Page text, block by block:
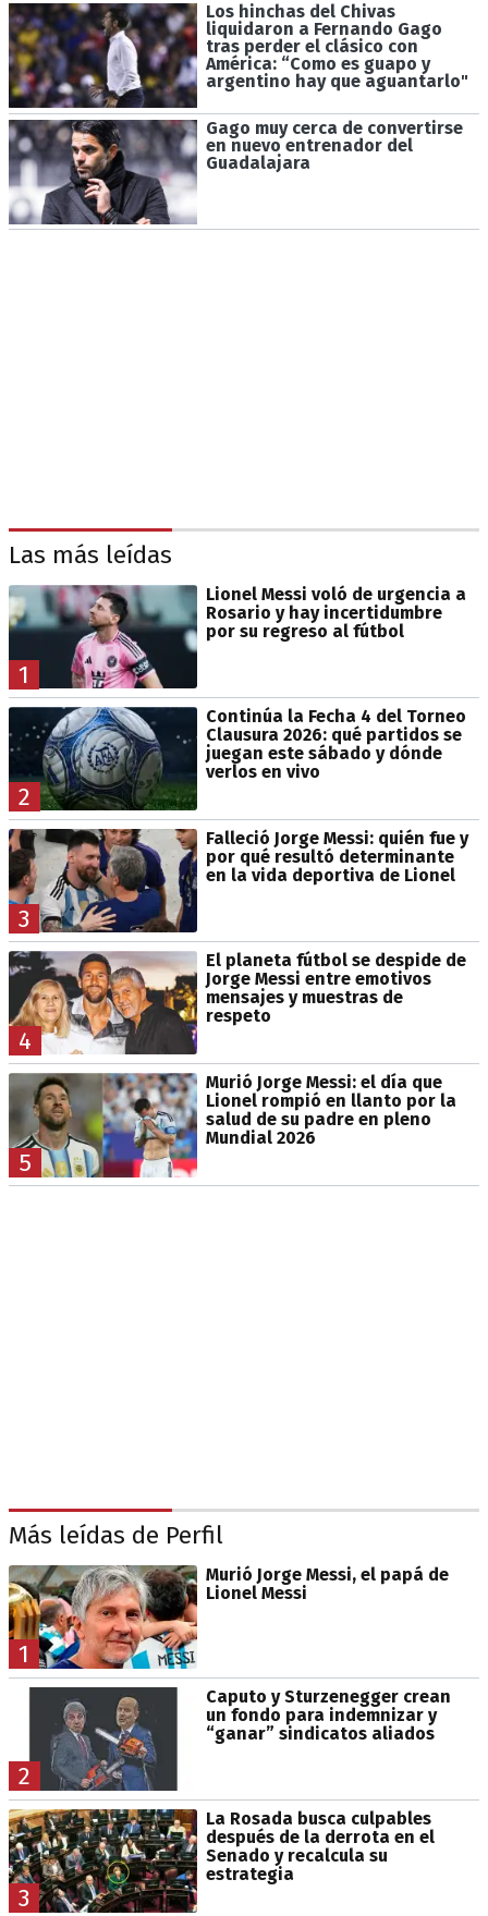
Los hinchas del Chivas
liquidaron a Fernando Gago
tras perder el clásico con
América: “Como es guapo y
argentino hay que aguantarlo"
Gago muy cerca de convertirse
en nuevo entrenador del
Guadalajara
Las más leídas
1
Lionel Messi voló de urgencia a
Rosario y hay incertidumbre
por su regreso al fútbol
2
Continúa la Fecha 4 del Torneo
Clausura 2026: qué partidos se
juegan este sábado y dónde
verlos en vivo
3
Falleció Jorge Messi: quién fue y
por qué resultó determinante
en la vida deportiva de Lionel
4
El planeta fútbol se despide de
Jorge Messi entre emotivos
mensajes y muestras de
respeto
5
Murió Jorge Messi: el día que
Lionel rompió en llanto por la
salud de su padre en pleno
Mundial 2026
Más leídas de Perfil
1
Murió Jorge Messi, el papá de
Lionel Messi
2
Caputo y Sturzenegger crean
un fondo para indemnizar y
“ganar” sindicatos aliados
3
La Rosada busca culpables
después de la derrota en el
Senado y recalcula su
estrategia